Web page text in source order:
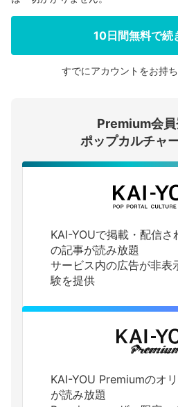
会員登録す
ログイン
10日間無料で続
すでにアカウントをお持
Premium会員
ポップカルチャ
KAI-YOUで掲載・配信さ
の記事が読み放題
サービス内の広告が非表
験を提供
KAI-YOU Premiumのオ
が読み放題